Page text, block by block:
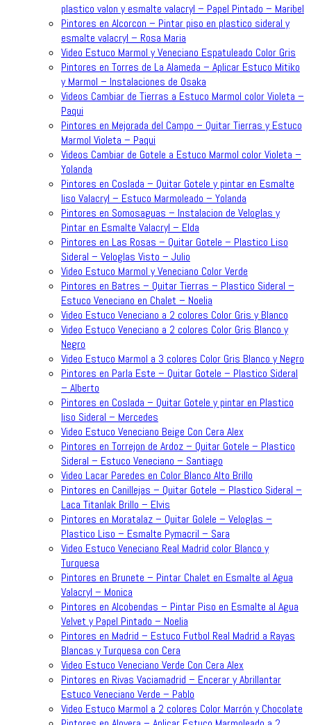
plastico valon y esmalte valacryl – Papel Pintado – Maribel
Pintores en Alcorcon – Pintar piso en plastico sideral y
esmalte valacryl – Rosa Maria
Video Estuco Marmol y Veneciano Espatuleado Color Gris
Pintores en Torres de La Alameda – Aplicar Estuco Mitiko
y Marmol – Instalaciones de Osaka
Videos Cambiar de Tierras a Estuco Marmol color Violeta –
Paqui
Pintores en Mejorada del Campo – Quitar Tierras y Estuco
Marmol Violeta – Paqui
Videos Cambiar de Gotele a Estuco Marmol color Violeta –
Yolanda
Pintores en Coslada – Quitar Gotele y pintar en Esmalte
liso Valacryl – Estuco Marmoleado – Yolanda
Pintores en Somosaguas – Instalacion de Veloglas y
Pintar en Esmalte Valacryl – Elda
Pintores en Las Rosas – Quitar Gotele – Plastico Liso
Sideral – Veloglas Visto – Julio
Video Estuco Marmol y Veneciano Color Verde
Pintores en Batres – Quitar Tierras – Plastico Sideral –
Estuco Veneciano en Chalet – Noelia
Video Estuco Veneciano a 2 colores Color Gris y Blanco
Video Estuco Veneciano a 2 colores Color Gris Blanco y
Negro
Video Estuco Marmol a 3 colores Color Gris Blanco y Negro
Pintores en Parla Este – Quitar Gotele – Plastico Sideral
– Alberto
Pintores en Coslada – Quitar Gotele y pintar en Plastico
liso Sideral – Mercedes
Video Estuco Veneciano Beige Con Cera Alex
Pintores en Torrejon de Ardoz – Quitar Gotele – Plastico
Sideral – Estuco Veneciano – Santiago
Video Lacar Paredes en Color Blanco Alto Brillo
Pintores en Canillejas – Quitar Gotele – Plastico Sideral –
Laca Titanlak Brillo – Elvis
Pintores en Moratalaz – Quitar Golele – Veloglas –
Plastico Liso – Esmalte Pymacril – Sara
Video Estuco Veneciano Real Madrid color Blanco y
Turquesa
Pintores en Brunete – Pintar Chalet en Esmalte al Agua
Valacryl – Monica
Pintores en Alcobendas – Pintar Piso en Esmalte al Agua
Velvet y Papel Pintado – Noelia
Pintores en Madrid – Estuco Futbol Real Madrid a Rayas
Blancas y Turquesa con Cera
Video Estuco Veneciano Verde Con Cera Alex
Pintores en Rivas Vaciamadrid – Encerar y Abrillantar
Estuco Veneciano Verde – Pablo
Video Estuco Marmol a 2 colores Color Marrón y Chocolate